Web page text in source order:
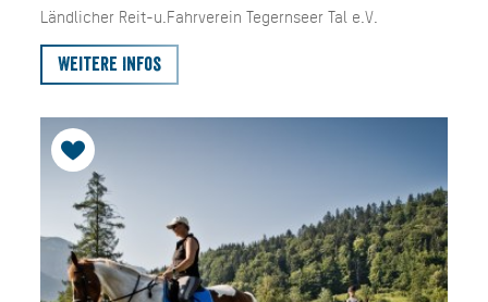
Ländlicher Reit-u.Fahrverein Tegernseer Tal e.V.
Weitere Infos